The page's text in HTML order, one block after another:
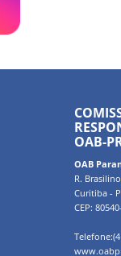
OAB-
OAB
R.
Curitiba -
CEP: